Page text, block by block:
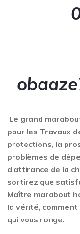
Le grand
pour les Travaux
protections, la
problèmes de
d’attirance de la
sortirez que
Maître marabout
la vérité,
qui vous ronge.